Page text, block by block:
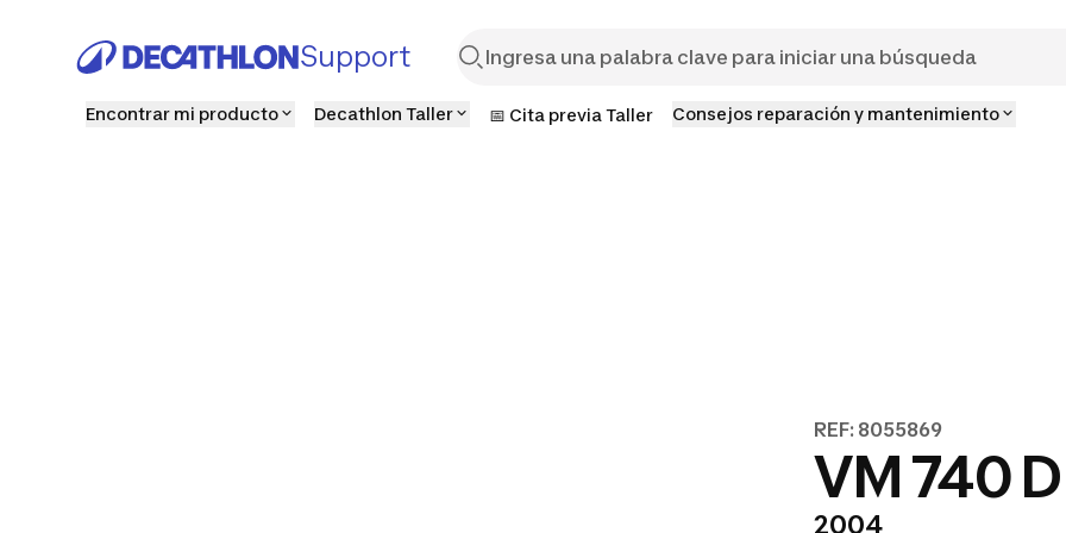
Support
Encontrar mi producto Decathlon Taller 📅 Cita previa Taller Consejos reparación y mantenimiento
REF: 8055869
VM 740
2004